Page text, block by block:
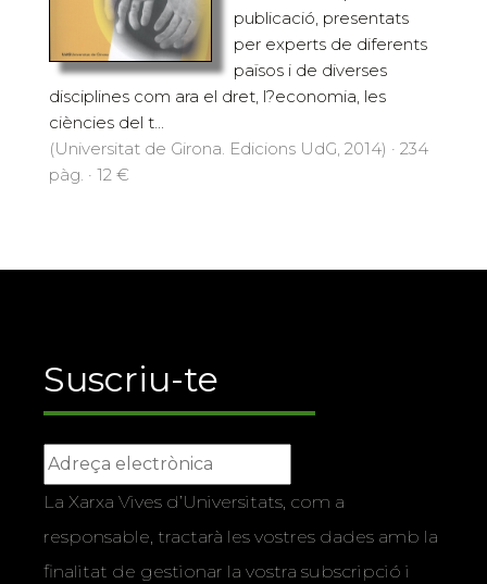
publicació, presentats
per experts de diferents
països i de diverses
disciplines com ara el dret, l?economia, les
ciències del t...
(Universitat de Girona. Edicions UdG, 2014) · 234
pàg. · 12 €
Suscriu-te
La Xarxa Vives d’Universitats, com a
responsable, tractarà les vostres dades amb la
finalitat de gestionar la vostra subscripció i